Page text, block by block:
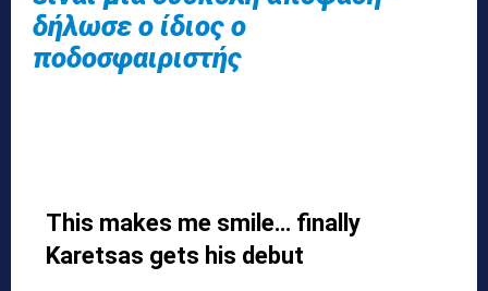
δήλωσε ο ίδιος ο
ποδοσφαιριστής
This makes me smile… finally
Karetsas gets his debut